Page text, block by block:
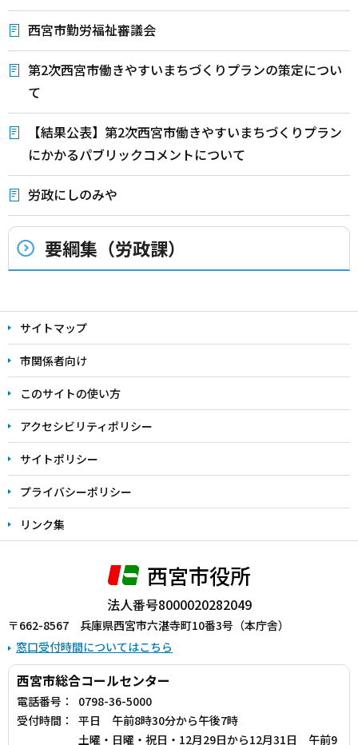
西宮市勤労福祉審議会
第2次西宮市働きやすいまちづくりプランの策定につい
て
【結果公表】第2次西宮市働きやすいまちづくりプラン
にかかるパブリックコメントについて
労政にしのみや
要綱集（労政課）
文
こ
こ
ま
で
サイトマップ
市関係者向け
このサイトの使い方
アクセシビリティポリシー
サイトポリシー
プライバシーポリシー
リンク集
西宮市役所
法人番号8000020282049
〒662-8567 兵庫県西宮市六湛寺町10番3号（本庁舎）
窓口受付時間についてはこちら
西宮市総合コールセンター
電話番号：
0798-36-5000
受付時間：
平日 午前8時30分から午後7時
土曜・日曜・祝日・12月29日から12月31日 午前9